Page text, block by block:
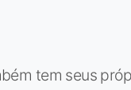
tem seus